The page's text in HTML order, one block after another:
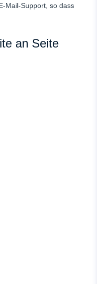
Mail-Support, so dass
an Seite